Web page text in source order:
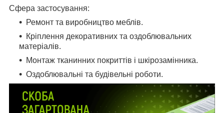
Сфера застосування:
Ремонт та виробництво меблів.
Кріплення декоративних та оздоблювальних
матеріалів.
Монтаж тканинних покриттів і шкірозамінника.
Оздоблювальні та будівельні роботи.